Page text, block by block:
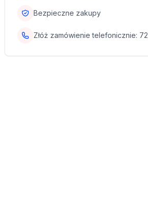
Bezpieczne zakupy
Złóż zamówienie telefonicznie: